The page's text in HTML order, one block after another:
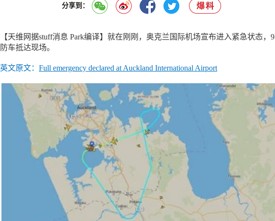
分享到：
【天维网据stuff消息 Park编译】就在刚刚，奥克兰国际机场宣布进入紧急状态，
防车抵达现场。
英文原文： Full emergency declared at Auckland International Airport